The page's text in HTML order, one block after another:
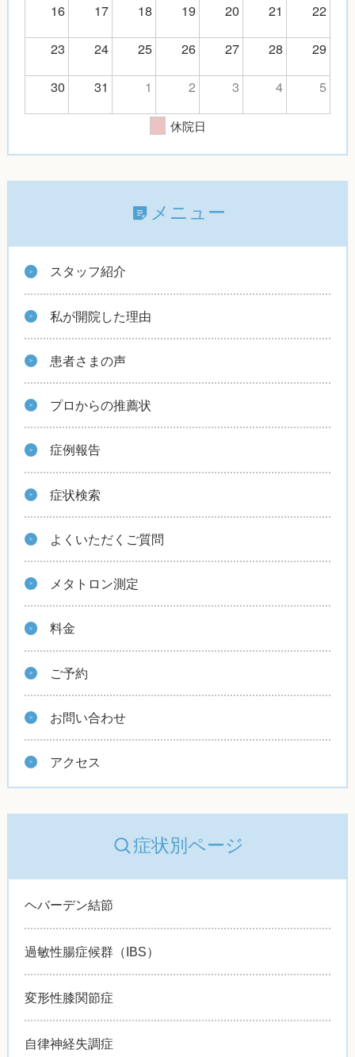
16
17 18 19 20 21
22
23
24 25 26 27 28
29
30
31 1 2 3 4 5
休院日
メニュー
スタッフ紹介
私が開院した理由
患者さまの声
プロからの推薦状
症例報告
症状検索
よくいただくご質問
メタトロン測定
料金
ご予約
お問い合わせ
アクセス
症状別ページ
ヘバーデン結節
過敏性腸症候群（IBS）
変形性膝関節症
自律神経失調症